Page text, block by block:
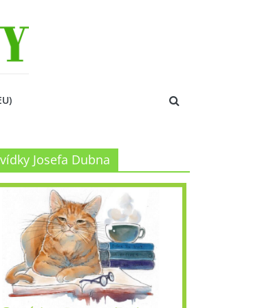
Josefa Dubna